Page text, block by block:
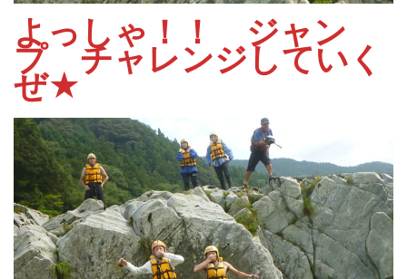
よっしゃ！！ ジャン
プ チャレンジしていく
ぜ★